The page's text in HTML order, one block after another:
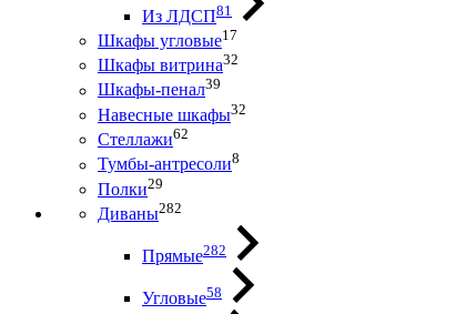
Из ЛДСП81
Шкафы угловые17
Шкафы витрина32
Шкафы-пенал39
Навесные шкафы32
Стеллажи62
Тумбы-антресоли8
Полки29
Диваны282
Прямые282
Угловые58